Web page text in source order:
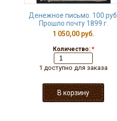
Денежное письмо. 100 руб.
Прошло почту 1899 г.
1 050,00 руб.
Количество: *
1 доступно для заказа